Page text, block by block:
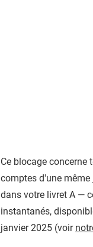
Ce blocage
comptes d'une même
dans votre livret A —
instantanés,
janvier 2025 (voir